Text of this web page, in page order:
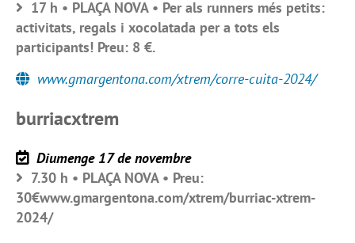
17 h • PLAÇA NOVA • Per als runners més petits:
activitats, regals i xocolatada per a tots els
participants! Preu: 8 €.
www.gmargentona.com/xtrem/corre-cuita-2024/
burriacxtrem
Diumenge 17 de novembre
7.30 h • PLAÇA NOVA • Preu:
30€www.gmargentona.com/xtrem/burriac-xtrem-
2024/